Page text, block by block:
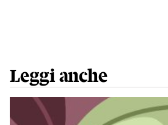
Leggi anche